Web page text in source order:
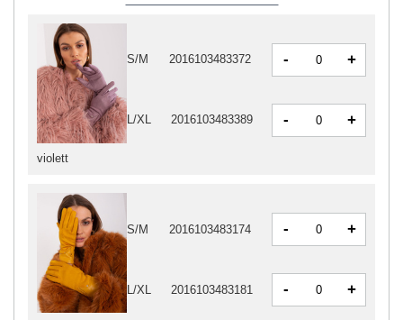
S/M 2016103483174 - +
L/XL 2016103483181 - +
violett
S/M 2016103483372 - +
L/XL 2016103483389 - +